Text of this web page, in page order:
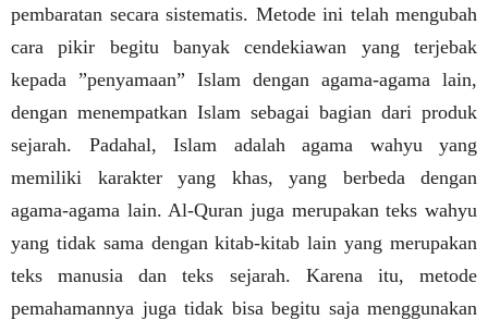
pembaratan secara sistematis. Metode ini telah mengubah
cara pikir begitu banyak cendekiawan yang terjebak
kepada ”penyamaan” Islam dengan agama-agama lain,
dengan menempatkan Islam sebagai bagian dari produk
sejarah. Padahal, Islam adalah agama wahyu yang
memiliki karakter yang khas, yang berbeda dengan
agama-agama lain. Al-Quran juga merupakan teks wahyu
yang tidak sama dengan kitab-kitab lain yang merupakan
teks manusia dan teks sejarah. Karena itu, metode
pemahamannya juga tidak bisa begitu saja menggunakan